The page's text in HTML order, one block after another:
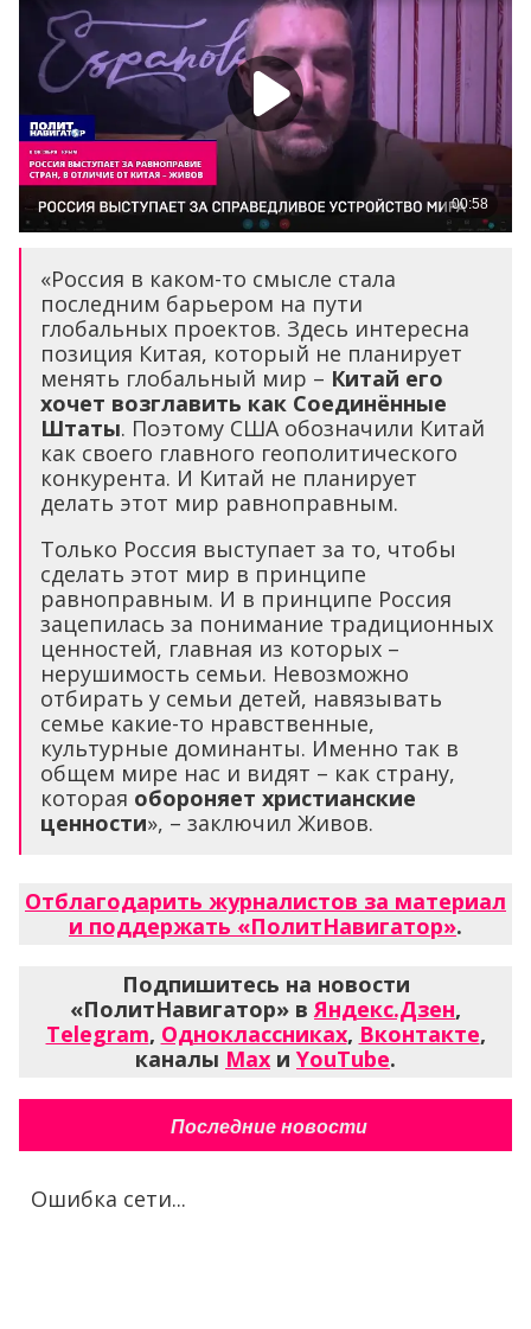
«Россия в каком-то смысле стала
последним барьером на пути
глобальных проектов. Здесь интересна
позиция Китая, который не планирует
менять глобальный мир – Китай его
хочет возглавить как Соединённые
Штаты. Поэтому США обозначили Китай
как своего главного геополитического
конкурента. И Китай не планирует
делать этот мир равноправным.
Только Россия выступает за то, чтобы
сделать этот мир в принципе
равноправным. И в принципе Россия
зацепилась за понимание традиционных
ценностей, главная из которых –
нерушимость семьи. Невозможно
отбирать у семьи детей, навязывать
семье какие-то нравственные,
культурные доминанты. Именно так в
общем мире нас и видят – как страну,
которая обороняет христианские
ценности», – заключил Живов.
Отблагодарить журналистов за материал
и поддержать «ПолитНавигатор».
Подпишитесь на новости
«ПолитНавигатор» в Яндекс.Дзен,
Telegram, Одноклассниках, Вконтакте,
каналы Max и YouTube.
Последние новости
Ошибка сети...